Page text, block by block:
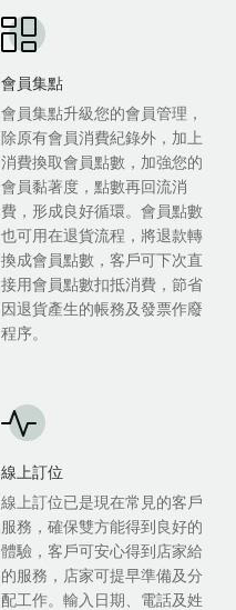
會員集點
會員集點升級您的會員管理，
除原有會員消費紀錄外，加上
消費換取會員點數，加強您的
會員黏著度，點數再回流消
費，形成良好循環。會員點數
也可用在退貨流程，將退款轉
換成會員點數，客戶可下次直
接用會員點數扣抵消費，節省
因退貨產生的帳務及發票作廢
程序。
線上訂位
線上訂位已是現在常見的客戶
服務，確保雙方能得到良好的
體驗，客戶可安心得到店家給
的服務，店家可提早準備及分
配工作。輸入日期、電話及姓